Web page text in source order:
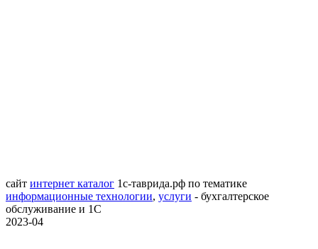
сайт интернет каталог 1с-таврида.рф по тематике
информационные технологии, услуги - бухгалтерское
обслуживание и 1С
2023-04